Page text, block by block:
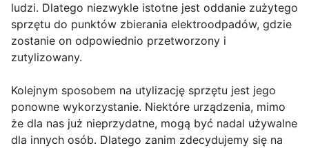
ludzi. Dlatego niezwykle istotne jest oddanie zużytego
sprzętu do punktów zbierania elektroodpadów, gdzie
zostanie on odpowiednio przetworzony i
zutylizowany.
Kolejnym sposobem na utylizację sprzętu jest jego
ponowne wykorzystanie. Niektóre urządzenia, mimo
że dla nas już nieprzydatne, mogą być nadal używalne
dla innych osób. Dlatego zanim zdecydujemy się na